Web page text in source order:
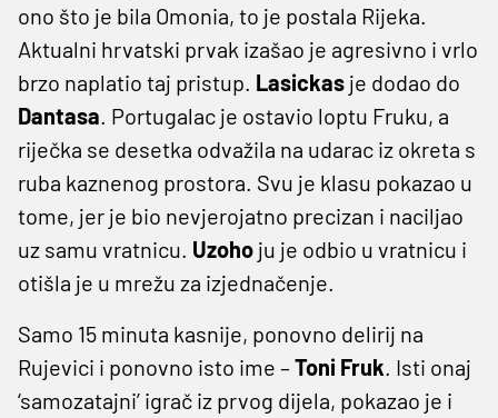
ono što je bila Omonia, to je postala Rijeka.
Aktualni hrvatski prvak izašao je agresivno i vrlo
brzo naplatio taj pristup. Lasickas je dodao do
Dantasa. Portugalac je ostavio loptu Fruku, a
riječka se desetka odvažila na udarac iz okreta s
ruba kaznenog prostora. Svu je klasu pokazao u
tome, jer je bio nevjerojatno precizan i naciljao
uz samu vratnicu. Uzoho ju je odbio u vratnicu i
otišla je u mrežu za izjednačenje.
Samo 15 minuta kasnije, ponovno delirij na
Rujevici i ponovno isto ime –Toni Fruk. Isti onaj
‘samozatajni’ igrač iz prvog dijela, pokazao je i